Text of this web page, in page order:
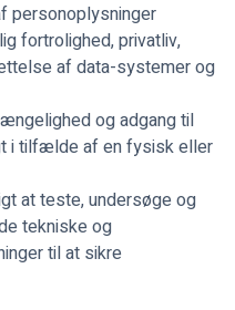
personoplysninger
fortrolighed, privatliv,
af data-systemer og
og adgang til
i tilfælde af en fysisk eller
at teste, undersøge og
tekniske og
til at sikre